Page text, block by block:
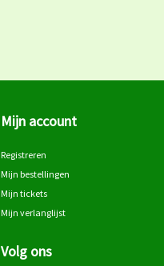
Mijn account
Registreren
Mijn bestellingen
Mijn tickets
Mijn verlanglijst
Volg ons